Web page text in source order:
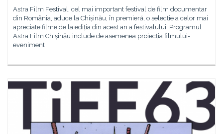
Astra Film Festival, cel mai important festival de film documentar
din România, aduce la Chișinău, în premieră, o selecție a celor mai
apreciate filme de la ediția din acest an a festivalului. Programul
Astra Film Chișinău include de asemenea proiecția filmului-
eveniment